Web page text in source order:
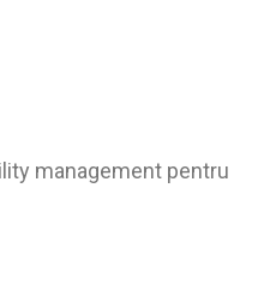
management pentru